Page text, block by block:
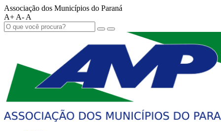
Associação dos Municípios do Paraná
A+ A- A